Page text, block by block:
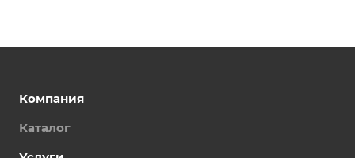
Компания
Каталог